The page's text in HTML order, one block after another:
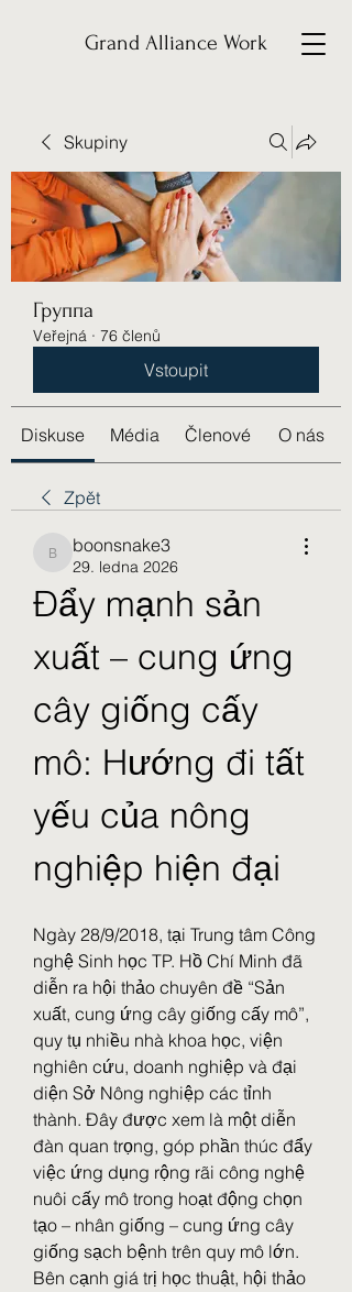
Grand Alliance Work
Skupiny
Группа
Veřejná · 76 členů
Vstoupit
Diskuse Média Členové O nás
Zpět
boonsnake3
boonsnake3
29. ledna 2026
Đẩy mạnh sản
xuất – cung ứng
cây giống cấy
mô: Hướng đi tất
yếu của nông
nghiệp hiện đại
Ngày 28/9/2018, tại Trung tâm Công
nghệ Sinh học TP. Hồ Chí Minh đã
diễn ra hội thảo chuyên đề “Sản
xuất, cung ứng cây giống cấy mô”,
quy tụ nhiều nhà khoa học, viện
nghiên cứu, doanh nghiệp và đại
diện Sở Nông nghiệp các tỉnh
thành. Đây được xem là một diễn
đàn quan trọng, góp phần thúc đẩy
việc ứng dụng rộng rãi công nghệ
nuôi cấy mô trong hoạt động chọn
tạo – nhân giống – cung ứng cây
giống sạch bệnh trên quy mô lớn.
Bên cạnh giá trị học thuật, hội thảo